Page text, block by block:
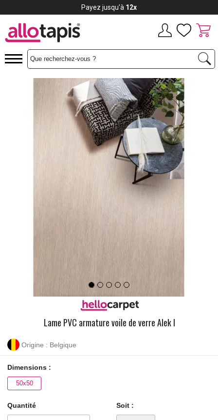
Lame PVC armature voile de verre Alek I
Origine : Belgique
Dimensions :
50x50
Quantité Soit :
Payez jusqu'à 12x